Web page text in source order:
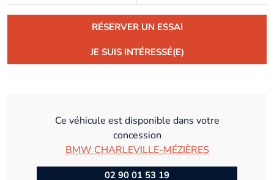
RÉSERVER UN ESSAI
JE SUIS INTÉRESSÉ(E)
Ce véhicule est disponible dans votre
concession
BMW CHARLEVILLE-MÉZIÈRES
02 90 01 53 19